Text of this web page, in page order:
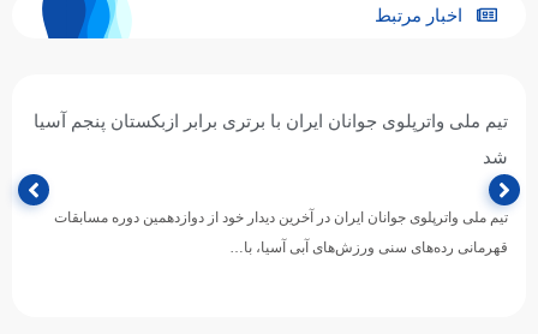
اخبار مرتبط
پیروزی پرگل جوانان واترپلوی ایران برابر عربستان؛ تقابل با
ازبکستان برای عنوان پنجمی
تیم ملی واترپلوی جوانان ایران در ادامه رقابت‌های دوازدهمین دوره مسابقات
قهرمانی رده‌های سنی ورزش‌های آبی آسیا، با ارائه نمایشی…